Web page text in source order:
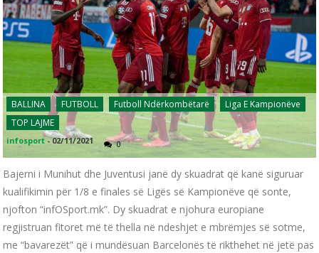
BALLINA FUTBOLL Futboll Ndërkombëtarë
Liga E Kampionëve
TOP LAJME
infosport -02/11/2021 0
Bajerni i Munihut dhe Juventusi janë dy skuadrat që kanë siguruar
kualifikimin për 1/8 e finales së Ligës së Kampionëve që sonte,
njofton “infOSport.mk”. Dy skuadrat e njohura europiane
regjistruan fitoret më të thella në ndeshjet e mbrëmjes së sotme,
me “bavarezët” që i mundësuan Barcelonës të rikthehet në jetë pas